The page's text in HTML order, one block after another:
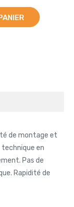
de montage et
en
Pas de
Rapidité de